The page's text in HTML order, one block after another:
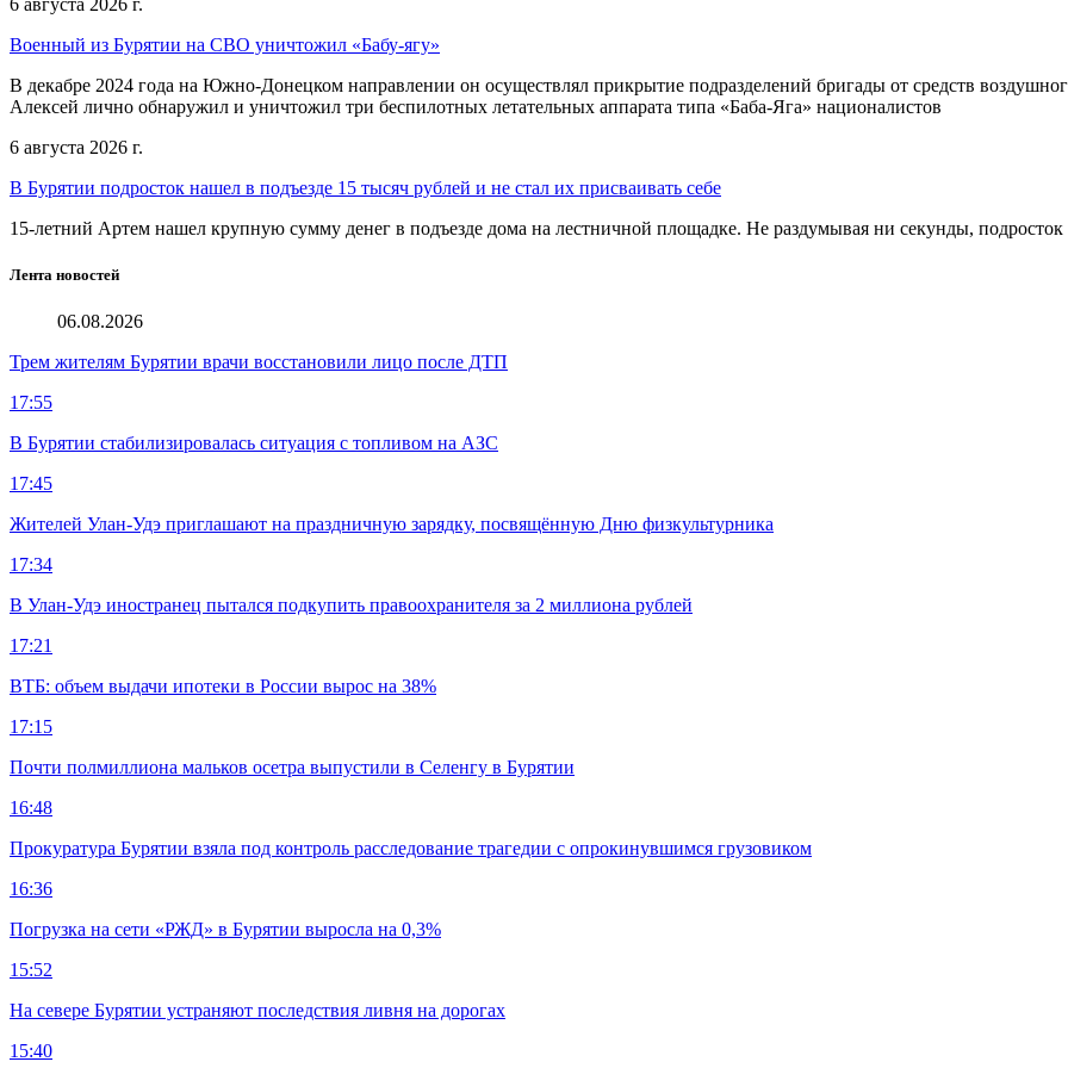
Военный из Бурятии на СВО уничтожил «Бабу-ягу»
В декабре 2024 года на Южно-Донецком направлении он осуществлял прикрытие подразделений бригады от средств
Алексей лично обнаружил и уничтожил три беспилотных летательных аппарата типа «Баба-Яга» националистов
6 августа 2026 г.
В Бурятии подросток нашел в подъезде 15 тысяч рублей и не стал их присваивать себе
15-летний Артем нашел крупную сумму денег в подъезде дома на лестничной площадке. Не раздумывая ни секунды,
Лента новостей
06.08.2026
Трем жителям Бурятии врачи восстановили лицо после ДТП
17:55
В Бурятии стабилизировалась ситуация с топливом на АЗС
17:45
Жителей Улан-Удэ приглашают на праздничную зарядку, посвящённую Дню физкультурника
17:34
В Улан-Удэ иностранец пытался подкупить правоохранителя за 2 миллиона рублей
17:21
ВТБ: объем выдачи ипотеки в России вырос на 38%
17:15
Почти полмиллиона мальков осетра выпустили в Селенгу в Бурятии
16:48
Прокуратура Бурятии взяла под контроль расследование трагедии с опрокинувшимся грузовиком
16:36
Погрузка на сети «РЖД» в Бурятии выросла на 0,3%
15:52
На севере Бурятии устраняют последствия ливня на дорогах
15:40